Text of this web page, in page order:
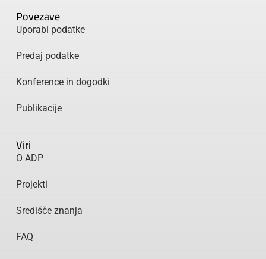
Povezave
Uporabi podatke
Predaj podatke
Konference in dogodki
Publikacije
Viri
O ADP
Projekti
Središče znanja
FAQ